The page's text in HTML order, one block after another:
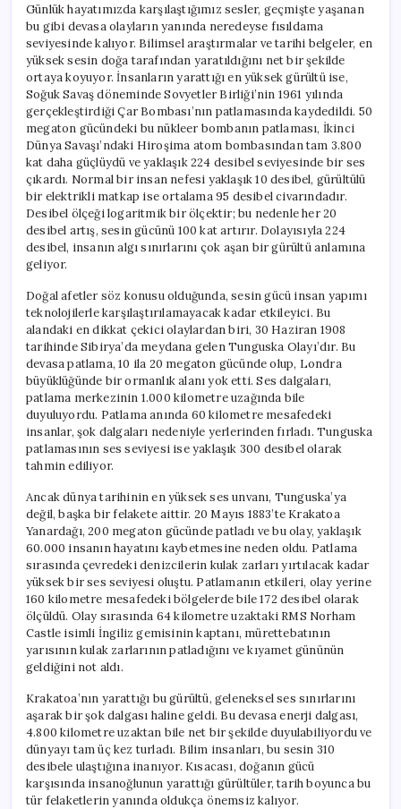
Günlük hayatımızda karşılaştığımız sesler, geçmişte yaşanan
bu gibi devasa olayların yanında neredeyse fısıldama
seviyesinde kalıyor. Bilimsel araştırmalar ve tarihi belgeler, en
yüksek sesin doğa tarafından yaratıldığını net bir şekilde
ortaya koyuyor. İnsanların yarattığı en yüksek gürültü ise,
Soğuk Savaş döneminde Sovyetler Birliği’nin 1961 yılında
gerçekleştirdiği Çar Bombası’nın patlamasında kaydedildi. 50
megaton gücündeki bu nükleer bombanın patlaması, İkinci
Dünya Savaşı’ndaki Hiroşima atom bombasından tam 3.800
kat daha güçlüydü ve yaklaşık 224 desibel seviyesinde bir ses
çıkardı. Normal bir insan nefesi yaklaşık 10 desibel, gürültülü
bir elektrikli matkap ise ortalama 95 desibel civarındadır.
Desibel ölçeği logaritmik bir ölçektir; bu nedenle her 20
desibel artış, sesin gücünü 100 kat artırır. Dolayısıyla 224
desibel, insanın algı sınırlarını çok aşan bir gürültü anlamına
geliyor.
Doğal afetler söz konusu olduğunda, sesin gücü insan yapımı
teknolojilerle karşılaştırılamayacak kadar etkileyici. Bu
alandaki en dikkat çekici olaylardan biri, 30 Haziran 1908
tarihinde Sibirya’da meydana gelen Tunguska Olayı’dır. Bu
devasa patlama, 10 ila 20 megaton gücünde olup, Londra
büyüklüğünde bir ormanlık alanı yok etti. Ses dalgaları,
patlama merkezinin 1.000 kilometre uzağında bile
duyuluyordu. Patlama anında 60 kilometre mesafedeki
insanlar, şok dalgaları nedeniyle yerlerinden fırladı. Tunguska
patlamasının ses seviyesi ise yaklaşık 300 desibel olarak
tahmin ediliyor.
Ancak dünya tarihinin en yüksek ses unvanı, Tunguska’ya
değil, başka bir felakete aittir. 20 Mayıs 1883’te Krakatoa
Yanardağı, 200 megaton gücünde patladı ve bu olay, yaklaşık
60.000 insanın hayatını kaybetmesine neden oldu. Patlama
sırasında çevredeki denizcilerin kulak zarları yırtılacak kadar
yüksek bir ses seviyesi oluştu. Patlamanın etkileri, olay yerine
160 kilometre mesafedeki bölgelerde bile 172 desibel olarak
ölçüldü. Olay sırasında 64 kilometre uzaktaki RMS Norham
Castle isimli İngiliz gemisinin kaptanı, mürettebatının
yarısının kulak zarlarının patladığını ve kıyamet gününün
geldiğini not aldı.
Krakatoa’nın yarattığı bu gürültü, geleneksel ses sınırlarını
aşarak bir şok dalgası haline geldi. Bu devasa enerji dalgası,
4.800 kilometre uzaktan bile net bir şekilde duyulabiliyordu ve
dünyayı tam üç kez turladı. Bilim insanları, bu sesin 310
desibele ulaştığına inanıyor. Kısacası, doğanın gücü
karşısında insanoğlunun yarattığı gürültüler, tarih boyunca bu
tür felaketlerin yanında oldukça önemsiz kalıyor.